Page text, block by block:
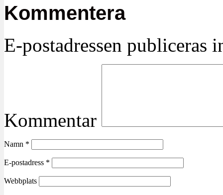
Kommentera
E-postadressen publiceras
Kommentar
Namn *
E-postadress *
Webbplats